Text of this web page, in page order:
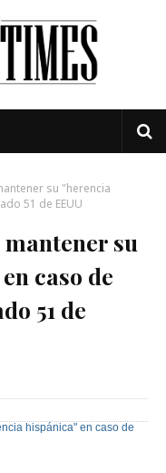
su "herencia
51 de EEUU
su
caso de
51 de